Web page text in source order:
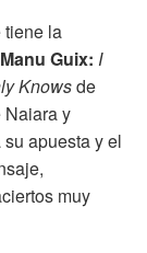
tiene la
Guix: I
Knowsde
Naiara y
apuesta y el
muy